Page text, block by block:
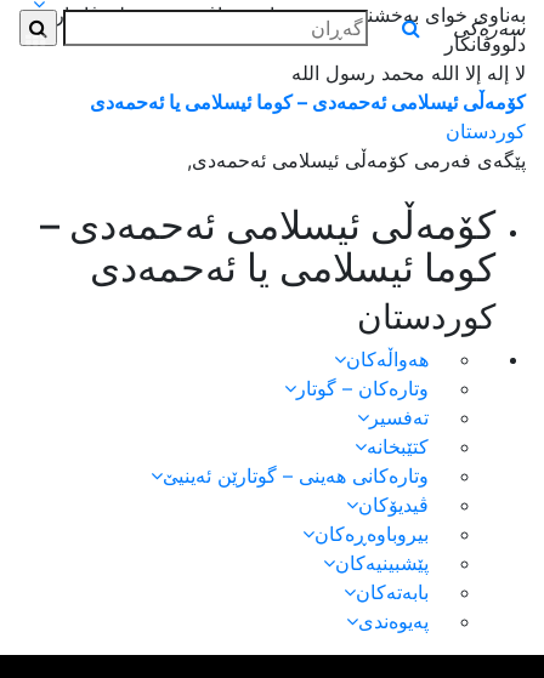
بەناوی خوای بەخشندەی میهرەبان _ بناڤێ خودێ دلووڤاندارێ
دلووڤانکار
لا إله إلا الله محمد رسول الله
کۆمەڵی ئیسلامی ئەحمەدی – کوما ئیسلامی یا ئەحمەدی
کوردستان
پێگەی فەرمی کۆمەڵی ئیسلامی ئەحمەدی,
سەرەکی
کۆمەڵی ئیسلامی ئەحمەدی –
کوما ئیسلامی یا ئەحمەدی
کوردستان
هەواڵەكان
وتارەکان – گوتار
تەفسیر
کتێبخانە
وتارەکانی هەینی – گوتارێن ئەینیێ
ڤیدیۆکان
بیروباوەڕەکان
پێشبینیەکان
بابەتەکان
پەیوەندی